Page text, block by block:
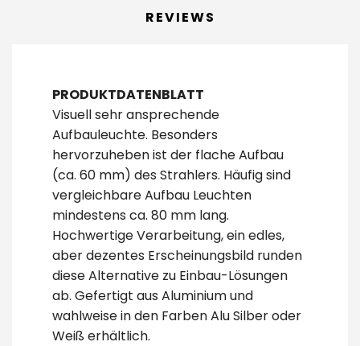
REVIEWS
PRODUKTDATENBLATT
Visuell sehr ansprechende
Aufbauleuchte. Besonders
hervorzuheben ist der flache Aufbau
(ca. 60 mm) des Strahlers. Häufig sind
vergleichbare Aufbau Leuchten
mindestens ca. 80 mm lang.
Hochwertige Verarbeitung, ein edles,
aber dezentes Erscheinungsbild runden
diese Alternative zu Einbau-Lösungen
ab. Gefertigt aus Aluminium und
wahlweise in den Farben Alu Silber oder
Weiß erhältlich.